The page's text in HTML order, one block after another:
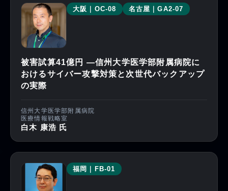
大阪｜OC-08 名古屋｜GA2-07
被害試算41億円 ―信州大学医学部附属病院に
おけるサイバー攻撃対策と次世代バックアップ
の実際
信州大学医学部附属病院
医療情報戦略室
白木 康浩 氏
福岡｜FB-01